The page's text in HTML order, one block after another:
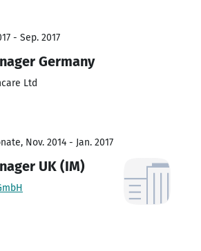
- Sep. 2017
Germany
Ltd
Nov. 2014 - Jan. 2017
UK (IM)